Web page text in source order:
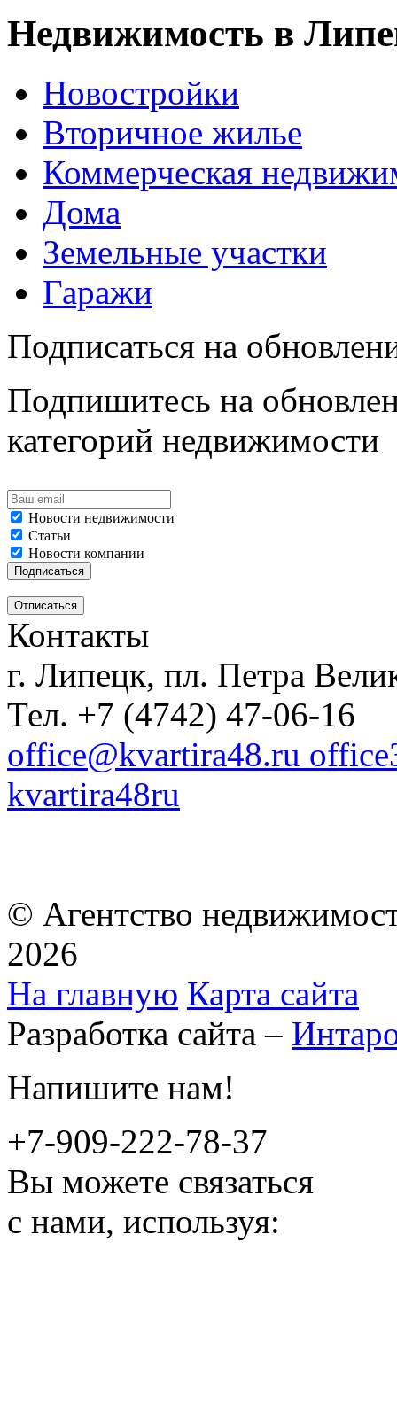
Недвижимость в
Новостройки
Вторичное жилье
Коммерческая
Дома
Земельные участки
Гаражи
Подписаться на
Подпишитесь на
категорий недвижимости
Новости недвижимости
Статьи
Новости компании
Контакты
г. Липецк, пл. Петра
Тел. +7 (4742) 47-06-16
office@kvartira48.ru
kvartira48ru
© Агентство
2026
На главную Карта сайта
Разработка сайта –
Напишите нам!
+7-909-222-78-37
Вы можете связаться
с нами, используя: